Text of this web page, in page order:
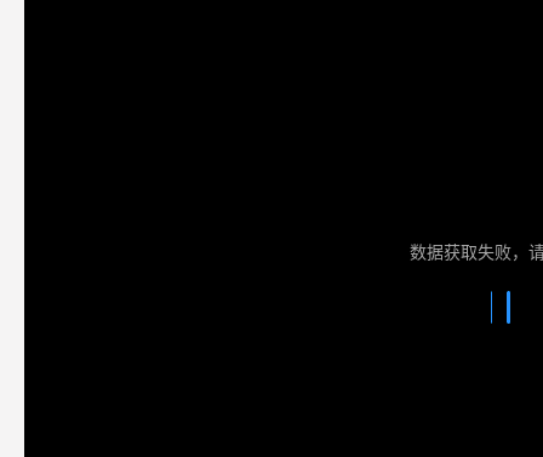
数据获取失败，